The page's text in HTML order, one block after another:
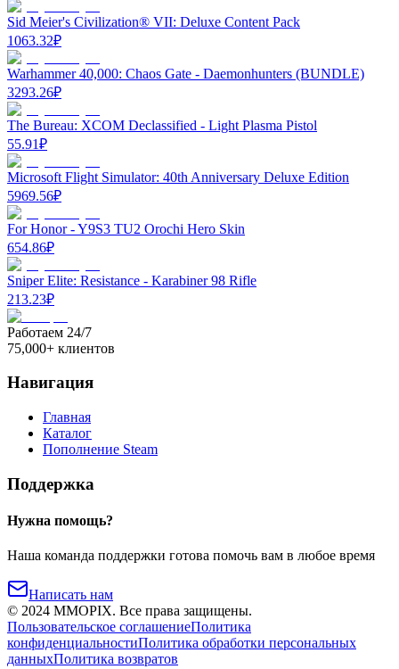
Sid Meier's Civilization® VII: Deluxe Content Pack
1063.32₽
Warhammer 40,000: Chaos Gate - Daemonhunters (BUNDLE)
3293.26₽
The Bureau: XCOM Declassified - Light Plasma Pistol
55.91₽
Microsoft Flight Simulator: 40th Anniversary Deluxe Edition
5969.56₽
For Honor - Y9S3 TU2 Orochi Hero Skin
654.86₽
Sniper Elite: Resistance - Karabiner 98 Rifle
213.23₽
Работаем 24/7
75,000+ клиентов
Навигация
Главная
Каталог
Пополнение Steam
Поддержка
Нужна помощь?
Наша команда поддержки готова помочь вам в любое время
Написать нам
© 2024 MMOPIX. Все права защищены.
Пользовательское соглашениеПолитика
конфиденциальностиПолитика обработки персональных
данныхПолитика возвратов